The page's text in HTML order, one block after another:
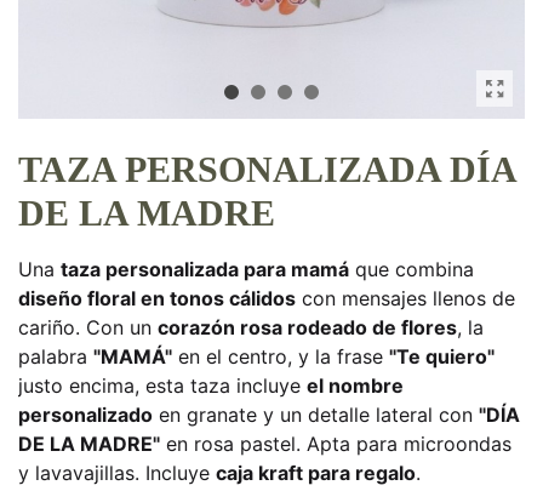
TAZA PERSONALIZADA DÍA
DE LA MADRE
Una taza personalizada para mamá que combina
diseño floral en tonos cálidos con mensajes llenos de
cariño. Con un corazón rosa rodeado de flores, la
palabra "MAMÁ" en el centro, y la frase "Te quiero"
justo encima, esta taza incluye el nombre
personalizado en granate y un detalle lateral con "DÍA
DE LA MADRE" en rosa pastel. Apta para microondas
y lavavajillas. Incluye caja kraft para regalo.